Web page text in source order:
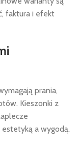
faktura i efekt
prania,
Kieszonki z
a wygodą.